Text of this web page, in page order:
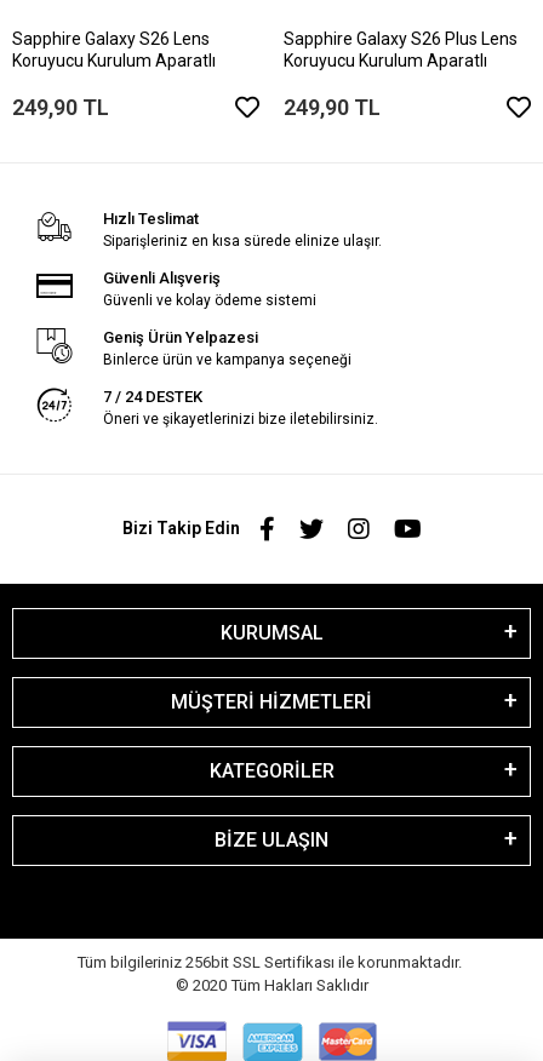
Sapphire Galaxy S26 Lens
Koruyucu Kurulum Aparatlı
249,90 TL
Sapphire Galaxy S26 Plus Lens
Koruyucu Kurulum Aparatlı
249,90 TL
Hızlı Teslimat
Siparişleriniz en kısa sürede elinize ulaşır.
Güvenli Alışveriş
Güvenli ve kolay ödeme sistemi
Geniş Ürün Yelpazesi
Binlerce ürün ve kampanya seçeneği
7 / 24 DESTEK
Öneri ve şikayetlerinizi bize iletebilirsiniz.
Bizi Takip Edin
KURUMSAL
MÜŞTERİ HİZMETLERİ
KATEGORİLER
BİZE ULAŞIN
Tüm bilgileriniz 256bit SSL Sertifikası ile korunmaktadır.
© 2020 Tüm Hakları Saklıdır